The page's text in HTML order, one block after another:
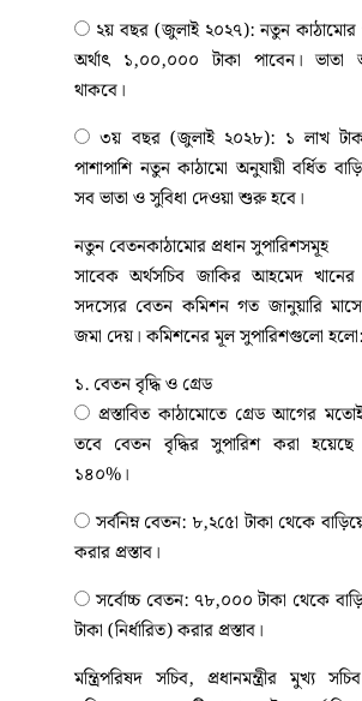
২য় বছর (জুলাই ২০২৭): নতুন
অর্থাৎ ১,০০,০০০ টাকা পাবেন। ভাতা
থাকবে।
৩য় বছর (জুলাই ২০২৮): ১ লাখ
পাশাপাশি নতুন কাঠামো অনুযায়ী বর্ধিত
সব ভাতা ও সুবিধা দেওয়া শুরু হবে।
নতুন বেতনকাঠামোর প্রধান সুপারিশসমূহ
সাবেক অর্থসচিব জাকির আহমেদ খানের
সদস্যের বেতন কমিশন গত জানুয়ারি
জমা দেয়। কমিশনের মূল সুপারিশগুলো হলো:
১. বেতন বৃদ্ধি ও গ্রেড
প্রস্তাবিত কাঠামোতে গ্রেড আগের
তবে বেতন বৃদ্ধির সুপারিশ করা
১৪০%।
সর্বনিম্ন বেতন: ৮,২৫ো টাকা থেকে
করার প্রস্তাব।
সর্বোচ্চ বেতন: ৭৮,০০০ টাকা থেকে
টাকা (নির্ধারিত) করার প্রস্তাব।
মন্ত্রিপরিষদ সচিব, প্রধানমন্ত্রীর মুখ্য